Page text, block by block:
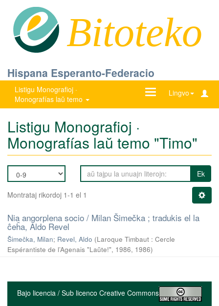
Bitoteko
Hispana Esperanto-Federacio
Listigu Monografioj ·
Monografías laŭ temo
Lingvo
Ŝanĝu
Listigu Monografioj ·
Monografías laŭ temo "Timo"
Ek
Montrataj rikordoj 1-1 el 1
Nia angorplena socio / Milan Šimečka ; tradukis el la
ĉeĥa, Aldo Revel
Šimečka, Milan; Revel, Aldo (Laroque Timbaut : Cercle
Espérantiste de l’Agenais "Laŭte!", 1986, 1986)
Bajo licencia / Sub licenco Creative Commons